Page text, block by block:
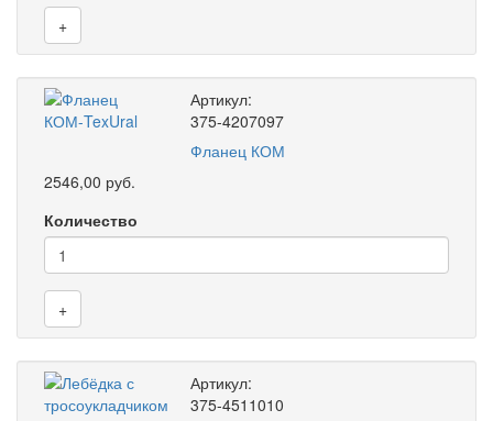
+
Артикул:
375-4207097
Фланец КОМ
2546,00 руб.
Количество
+
Артикул:
375-4511010